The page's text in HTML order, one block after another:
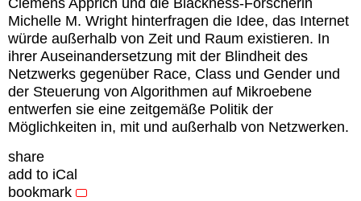
Clemens Apprich und die Blackness-Forscherin
Michelle M. Wright hinterfragen die Idee, das Internet
würde außerhalb von Zeit und Raum existieren. In
ihrer Auseinandersetzung mit der Blindheit des
Netzwerks gegenüber Race, Class und Gender und
der Steuerung von Algorithmen auf Mikroebene
entwerfen sie eine zeitgemäße Politik der
Möglichkeiten in, mit und außerhalb von Netzwerken.
share
add to iCal
bookmark